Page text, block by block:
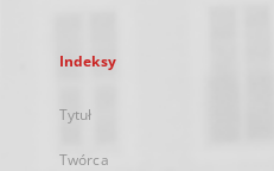
Indeksy
Tytuł
Twórca